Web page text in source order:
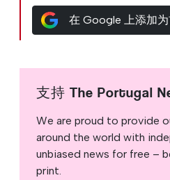
在 Google 上添加
支持 The Portugal
We are proud to provide
around the world with
unbiased news for free –
print.